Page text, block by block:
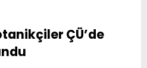
ÇÜ’de